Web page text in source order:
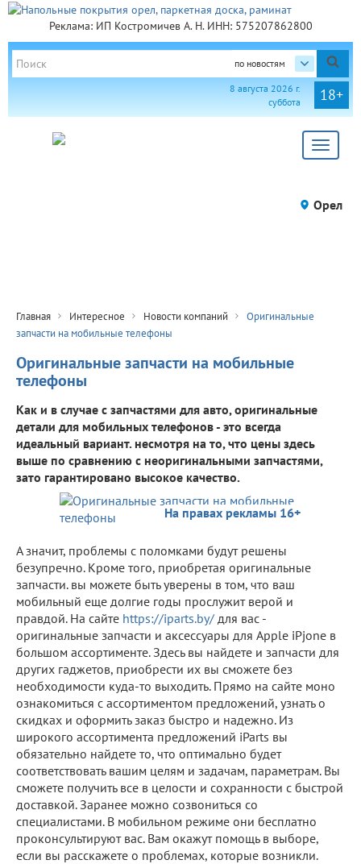
Реклама: ИП Костромичев А. Н. ИНН: 575207862800
по новостям
18+
8 августа 2026 г.
суббота
Toggle
Орел
Главная Интересное Новости компаний
Оригинальные
запчасти на мобильные телефоны
Оригинальные запчасти на мобильные
телефоны
Как и в случае с запчастями для авто, оригинальные
детали для мобильных телефонов - это всегда
идеальный вариант. несмотря на то, что цены здесь
выше по сравнению с неоригинальными запчастями,
зато гарантировано высокое качество.
На правах рекламы 16+
А значит, проблемы с поломками будут решены
безупречно. Кроме того, приобретая оригинальные
запчасти. вы можете быть уверены в том, что ваш
мобильный еще долгие годы прослужит верой и
правдой. На сайте https://iparts.by/ для вас -
оригинальные запчасти и аксессуары для Apple iPjone в
большом ассортименте. Здесь вы найдете и запчасти для
других гаджетов, приобрести их вы сможете без
необходимости куда-то выходить. Прямо на сайте моно
ознакомиться с ассортиментом предложений, узнать о
скидках и оформить заказ быстро и надежно. Из
широкого ассортимента предложений iParts вы
обязательно найдете то, что оптимально будет
соответствовать вашим целям и задачам, параметрам. Вы
сможете получить все в целости и сохранности с быстрой
доставкой. Заранее можно созвониться со
специалистами. В мобильном режиме они бесплатно
проконсультируют вас. Вам окажут помощь в выборе,
если вы расскажете о проблемах, которые возникли.